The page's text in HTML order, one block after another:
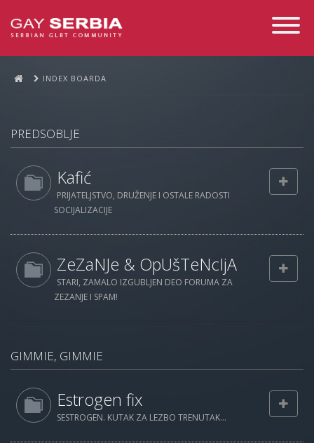
Toggle
INDEX BOARDA
PREDSOBLJE
Kafić
PRIJATELJSTVO, DRUŽENJE I OSTALE RADOSTI
SOCIJALIZACIJE
ZeZaNJe & OpUšTeNcIjA
STARI, ZAMALO IZGUBLJEN DEO FORUMA ZA
ZEZANJE I SPAM!
GIMMIE, GIMMIE
Estrogen fix
SESTROGEN. KUTAK ZA LEZBO TRENUTAK...